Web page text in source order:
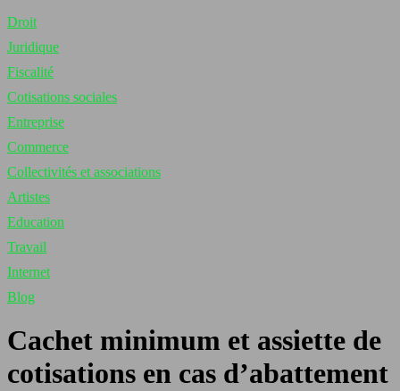
Droit
Juridique
Fiscalité
Cotisations sociales
Entreprise
Commerce
Collectivités et associations
Artistes
Education
Travail
Internet
Blog
Cachet minimum et assiette de
cotisations en cas d’abattement